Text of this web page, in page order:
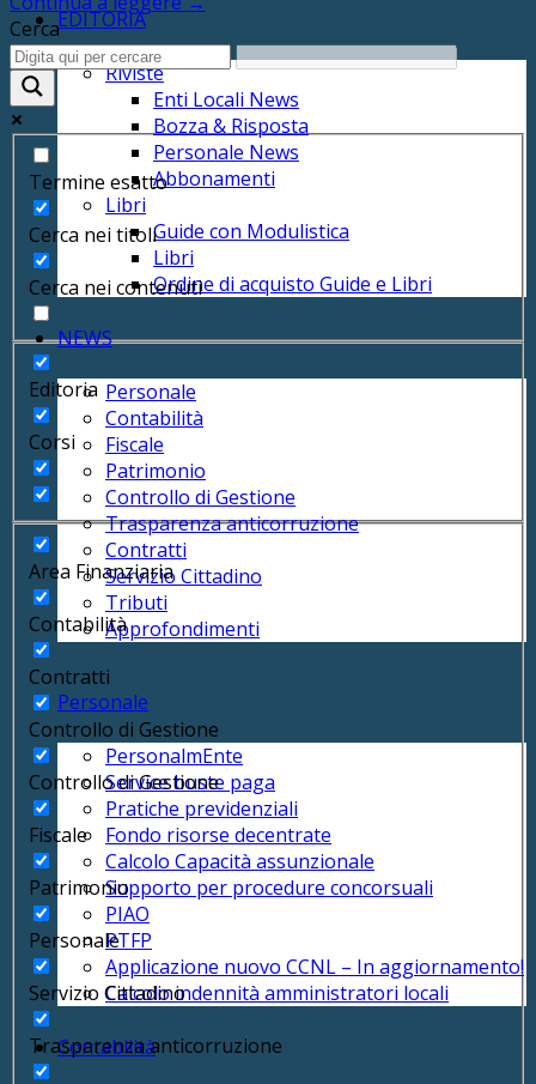
EDITORIA
Riviste
Enti Locali News
Bozza & Risposta
Personale News
Abbonamenti
Libri
Guide con Modulistica
Libri
Ordine di acquisto Guide e Libri
NEWS
Personale
Contabilità
Fiscale
Patrimonio
Controllo di Gestione
Trasparenza anticorruzione
Contratti
Servizio Cittadino
Tributi
Approfondimenti
Personale
PersonalmEnte
Service buste paga
Pratiche previdenziali
Fondo risorse decentrate
Calcolo Capacità assunzionale
Supporto per procedure concorsuali
PIAO
PTFP
Applicazione nuovo CCNL – In aggiornamento!
Calcolo indennità amministratori locali
Contabilità
Cerca
Termine esatto
Cerca nei titoli
Cerca nei contenuti
Editoria
Corsi
Area Finanziaria
Contabilità
Contratti
Controllo di Gestione
Controllo di Gestione
Fiscale
Patrimonio
Personale
Servizio Cittadino
Trasparenza anticorruzione